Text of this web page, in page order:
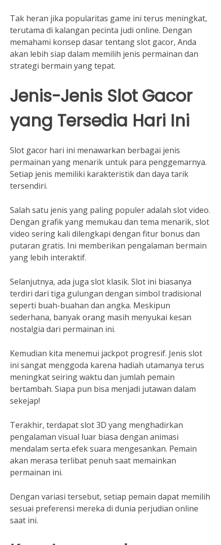
Tak heran jika popularitas game ini terus meningkat,
terutama di kalangan pecinta judi online. Dengan
memahami konsep dasar tentang slot gacor, Anda
akan lebih siap dalam memilih jenis permainan dan
strategi bermain yang tepat.
Jenis-Jenis Slot Gacor
yang Tersedia Hari Ini
Slot gacor hari ini menawarkan berbagai jenis
permainan yang menarik untuk para penggemarnya.
Setiap jenis memiliki karakteristik dan daya tarik
tersendiri.
Salah satu jenis yang paling populer adalah slot video.
Dengan grafik yang memukau dan tema menarik, slot
video sering kali dilengkapi dengan fitur bonus dan
putaran gratis. Ini memberikan pengalaman bermain
yang lebih interaktif.
Selanjutnya, ada juga slot klasik. Slot ini biasanya
terdiri dari tiga gulungan dengan simbol tradisional
seperti buah-buahan dan angka. Meskipun
sederhana, banyak orang masih menyukai kesan
nostalgia dari permainan ini.
Kemudian kita menemui jackpot progresif. Jenis slot
ini sangat menggoda karena hadiah utamanya terus
meningkat seiring waktu dan jumlah pemain
bertambah. Siapa pun bisa menjadi jutawan dalam
sekejap!
Terakhir, terdapat slot 3D yang menghadirkan
pengalaman visual luar biasa dengan animasi
mendalam serta efek suara mengesankan. Pemain
akan merasa terlibat penuh saat memainkan
permainan ini.
Dengan variasi tersebut, setiap pemain dapat memilih
sesuai preferensi mereka di dunia perjudian online
saat ini.